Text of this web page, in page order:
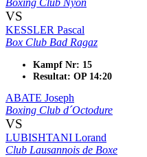
Boxing Club Nyon
VS
KESSLER Pascal
Box Club Bad Ragaz
Kampf Nr: 15
Resultat: OP 14:20
ABATE Joseph
Boxing Club d´Octodure
VS
LUBISHTANI Lorand
Club Lausannois de Boxe